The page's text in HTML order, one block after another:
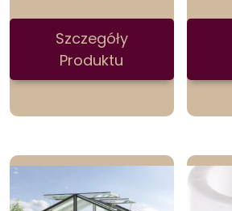
Szczegóły
Produktu